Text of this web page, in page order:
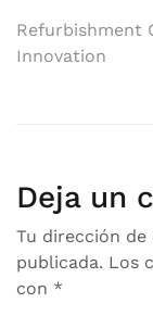
Refurbishment
Innovation
Deja un
Tu dirección
publicada. Los
con *